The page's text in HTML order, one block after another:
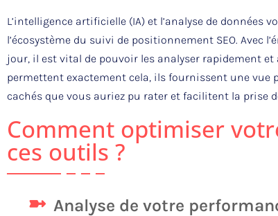
L’intelligence artificielle (IA) et l’analyse de
l’écosystème du suivi de positionnement SEO. Avec
jour, il est vital de pouvoir les analyser rapidement et
permettent exactement cela, ils fournissent une vue
cachés que vous auriez pu rater et facilitent la prise
Comment optimiser
ces outils ?
Analyse de votre